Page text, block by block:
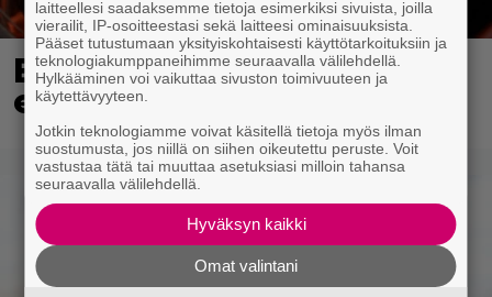
Eurojackpotista 80 000
euroa Suomeen – tänne
laitteellesi saadaksemme tietoja esimerkiksi sivuista, joilla
vierailit, IP-osoitteestasi sekä laitteesi ominaisuuksista.
Pääset tutustumaan yksityiskohtaisesti käyttötarkoituksiin ja
teknologiakumppaneihimme seuraavalla välilehdellä.
Hylkääminen voi vaikuttaa sivuston toimivuuteen ja
käytettävyyteen.
Jotkin teknologiamme voivat käsitellä tietoja myös ilman
suostumusta, jos niillä on siihen oikeutettu peruste. Voit
vastustaa tätä tai muuttaa asetuksiasi milloin tahansa
seuraavalla välilehdellä.
Hyväksyn kaikki
Omat valintani